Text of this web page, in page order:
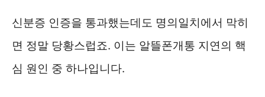
신분증 인증을 통과했는데도 명의일치에서 막히
면 정말 당황스럽죠. 이는 알뜰폰개통 지연의 핵
심 원인 중 하나입니다.